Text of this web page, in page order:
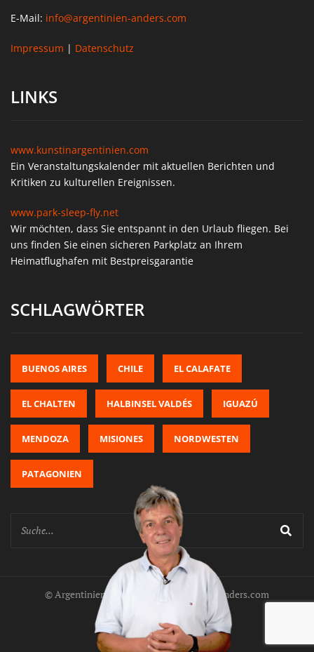
E-Mail: info@argentinien-anders.com
Impressum | Datenschutz
LINKS
www.kunstinargentinien.com
Ein Veranstaltungskalender mit aktuellen Berichten und
Kritiken zu kulturellen Ereignissen.
www.park-sleep-fly.net
Wir möchten, dass Sie entspannt in den Urlaub fliegen. Bei
uns finden Sie einen sicheren Parkplatz an Ihrem
Heimatflughafen mit Bestpreisgarantie
SCHLAGWÖRTER
BUENOS AIRES CHILE EL CALAFATE
EL CHALTEN HALBINSEL VALDÉS IGUAZÚ
MENDOZA MISIONES NORDWESTEN
PATAGONIEN
© Argentinien anders: www.argentinien-anders.com